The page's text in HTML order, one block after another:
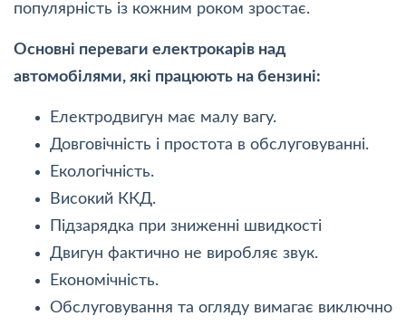
популярність із кожним роком зростає.
Основні переваги електрокарів над
автомобілями, які працюють на бензині:
Електродвигун має малу вагу.
Довговічність і простота в обслуговуванні.
Екологічність.
Високий ККД.
Підзарядка при зниженні швидкості
Двигун фактично не виробляє звук.
Економічність.
Обслуговування та огляду вимагає виключно